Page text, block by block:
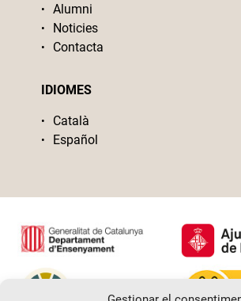
Alumni
Noticies
Contacta
IDIOMES
Català
Español